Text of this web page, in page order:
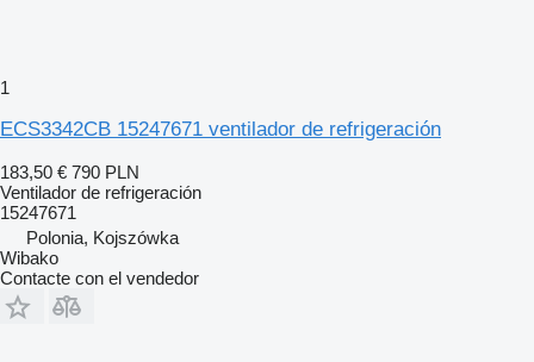
1
ECS3342CB 15247671 ventilador de refrigeración
183,50 € 790 PLN
Ventilador de refrigeración
15247671
Polonia, Kojszówka
Wibako
Contacte con el vendedor